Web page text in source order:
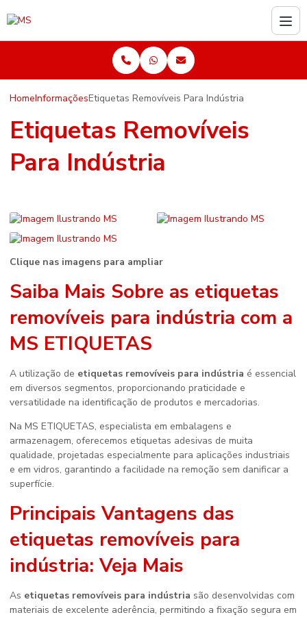
HomeInformaçõesEtiquetas Removíveis Para Indústria
Etiquetas Removíveis
Para Indústria
Clique nas imagens para ampliar
Saiba Mais Sobre as etiquetas
removíveis para indústria com a
MS ETIQUETAS
A utilização de etiquetas removíveis para indústria é essencial
em diversos segmentos, proporcionando praticidade e
versatilidade na identificação de produtos e mercadorias.
Na MS ETIQUETAS, especialista em embalagens e
armazenagem, oferecemos etiquetas adesivas de muita
qualidade, projetadas especialmente para aplicações industriais
e em vidros, garantindo a facilidade na remoção sem danificar a
superfície.
Principais Vantagens das
etiquetas removíveis para
indústria: Veja Mais
As etiquetas removíveis para indústria são desenvolvidas com
materiais de excelente aderência, permitindo a fixação segura em